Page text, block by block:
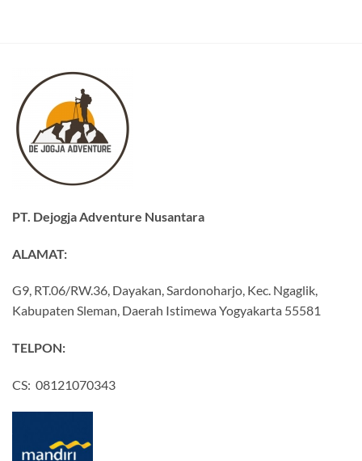
PT. Dejogja Adventure Nusantara
ALAMAT:
G9, RT.06/RW.36, Dayakan, Sardonoharjo, Kec. Ngaglik,
Kabupaten Sleman, Daerah Istimewa Yogyakarta 55581
TELPON:
CS: 08121070343